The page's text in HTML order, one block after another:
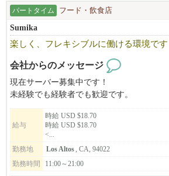
パートタイム フード・飲食店
Sumika
楽しく、フレキシブルに働ける環境です
会社からのメッセージ
現在サーバー募集中です！
未経験でも経験者でも歓迎です。
給与
時給 USD $18.70
時給 USD $18.70
<...
勤務地
Los Altos, CA, 94022
勤務時間
11:00～21:00